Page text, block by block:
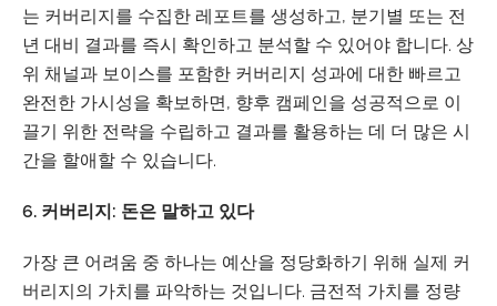
는 커버리지를 수집한 레포트를 생성하고, 분기별 또는 전
년 대비 결과를 즉시 확인하고 분석할 수 있어야 합니다. 상
위 채널과 보이스를 포함한 커버리지 성과에 대한 빠르고
완전한 가시성을 확보하면, 향후 캠페인을 성공적으로 이
끌기 위한 전략을 수립하고 결과를 활용하는 데 더 많은 시
간을 할애할 수 있습니다.
6. 커버리지: 돈은 말하고 있다
가장 큰 어려움 중 하나는 예산을 정당화하기 위해 실제 커
버리지의 가치를 파악하는 것입니다. 금전적 가치를 정량